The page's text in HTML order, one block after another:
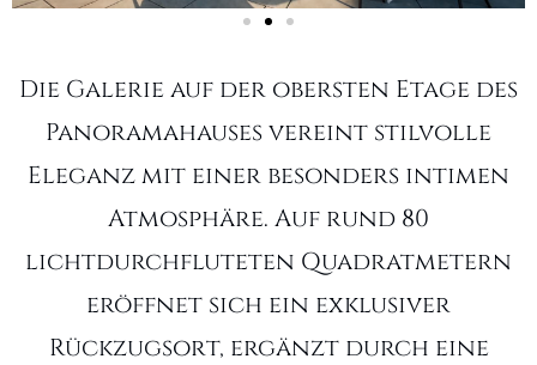
Die Galerie auf der obersten Etage des
Panoramahauses vereint stilvolle
Eleganz mit einer besonders intimen
Atmosphäre. Auf rund 80
lichtdurchfluteten Quadratmetern
eröffnet sich ein exklusiver
Rückzugsort, ergänzt durch eine